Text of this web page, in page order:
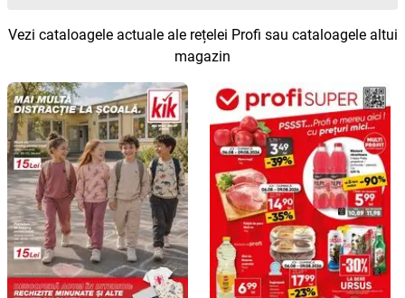
Vezi cataloagele actuale ale rețelei Profi sau cataloagele altui
magazin